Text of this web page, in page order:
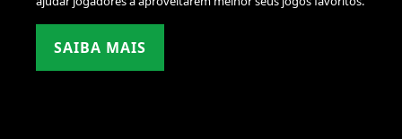
SAIBA MAIS